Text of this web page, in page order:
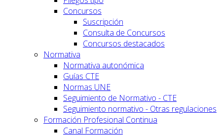
Concursos
Suscripción
Consulta de Concursos
Concursos destacados
Normativa
Normativa autonómica
Guías CTE
Normas UNE
Seguimiento de Normativo - CTE
Seguimiento normativo - Otras regulaciones
Formación Profesional Continua
Canal Formación